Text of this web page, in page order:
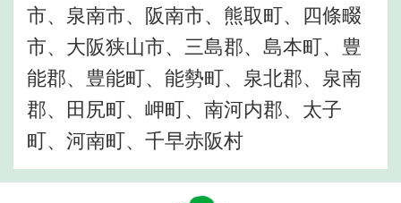
市、泉南市、阪南市、熊取町、四條畷
市、大阪狭山市、三島郡、島本町、豊
能郡、豊能町、能勢町、泉北郡、泉南
郡、田尻町、岬町、南河内郡、太子
町、河南町、千早赤阪村